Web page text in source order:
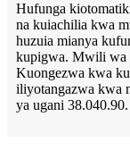
Hufunga
na kuiachilia kwa
huzuia mianya
kupigwa. Mwili wa
Kuongezwa kwa
iliyotangazwa kwa
ya ugani 38.040.90.